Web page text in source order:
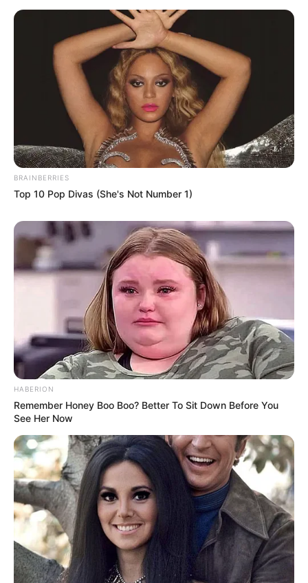
BRAINBERRIES
Top 10 Pop Divas (She's Not Number 1)
HABERION
Remember Honey Boo Boo? Better To Sit Down Before You
See Her Now